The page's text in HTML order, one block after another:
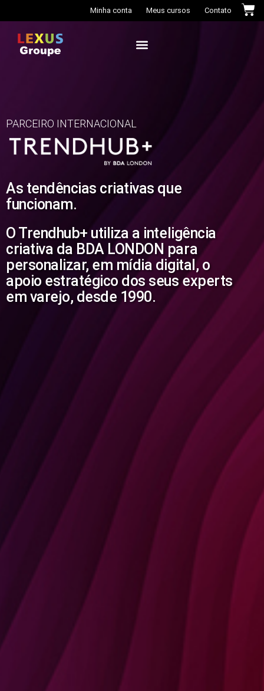
Minha conta Meus cursos Contato
PARCEIRO INTERNACIONAL
As tendências criativas que
funcionam.
O Trendhub+ utiliza a inteligência
criativa da BDA LONDON para
personalizar, em mídia digital, o
apoio estratégico dos seus experts
em varejo, desde 1990.